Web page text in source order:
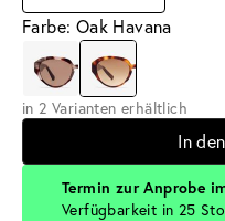
Farbe: Oak Havana
in 2 Varianten erhältlich
In
Termin zur Anprobe
Verfügbarkeit in 25